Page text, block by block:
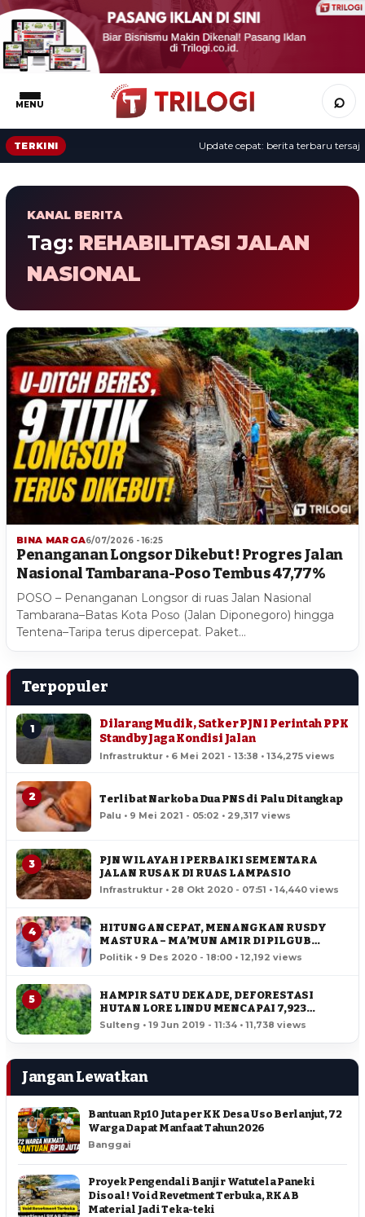
MENU ⌕
TERKINI Update cepat: berita terbaru tersaji
KANAL BERITA
Tag: REHABILITASI JALAN
NASIONAL
BINA MARGA6/07/2026 - 16:25
Penanganan Longsor Dikebut ! Progres Jalan
Nasional Tambarana-Poso Tembus 47,77%
POSO – Penanganan Longsor di ruas Jalan Nasional
Tambarana–Batas Kota Poso (Jalan Diponegoro) hingga
Tentena–Taripa terus dipercepat. Paket…
Terpopuler
1
Dilarang Mudik, Satker PJN I Perintah PPK
Standby Jaga Kondisi Jalan
Infrastruktur • 6 Mei 2021 - 13:38 • 134,275 views
2 Terlibat Narkoba Dua PNS di Palu Ditangkap
Palu • 9 Mei 2021 - 05:02 • 29,317 views
3
PJN WILAYAH I PERBAIKI SEMENTARA
JALAN RUSAK DI RUAS LAMPASIO
Infrastruktur • 28 Okt 2020 - 07:51 • 14,440 views
4
HITUNGAN CEPAT, MENANGKAN RUSDY
MASTURA – MA’MUN AMIR DI PILGUB
SULTENG
Politik • 9 Des 2020 - 18:00 • 12,192 views
5
HAMPIR SATU DEKADE, DEFORESTASI
HUTAN LORE LINDU MENCAPAI 7,923
HEKTAR
Sulteng • 19 Jun 2019 - 11:34 • 11,738 views
Jangan Lewatkan
Bantuan Rp10 Juta per KK Desa Uso Berlanjut, 72
Warga Dapat Manfaat Tahun 2026
Banggai
Proyek Pengendali Banjir Watutela Paneki
Disoal ! Void Revetment Terbuka, RKAB
Material Jadi Teka-teki